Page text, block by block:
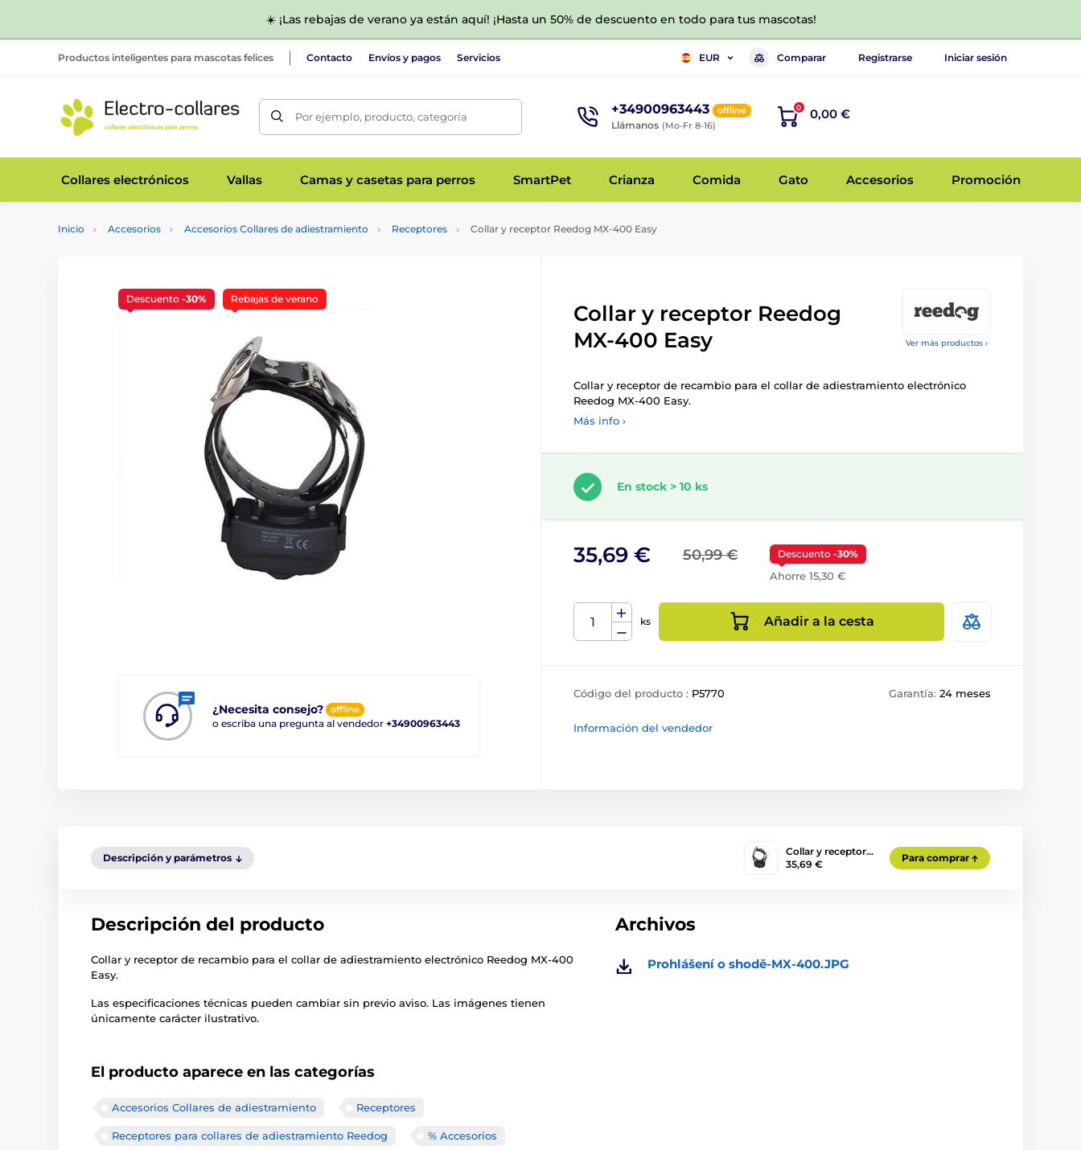
☀️ ¡Las rebajas de verano ya están aquí! ¡Hasta un 50% de descuento en todo para tus mascotas!
Productos inteligentes para mascotas felices Contacto Envíos y pagos Servicios EUR Comparar Registrarse Iniciar sesión
Por ejemplo, producto, categoría +34900963443 offline
Llámanos (Mo-Fr 8-16)
0 0,00 €
Collares electrónicos Vallas Camas y casetas para perros SmartPet Crianza Comida Gato Accesorios Promoción
Inicio Accesorios Accesorios Collares de adiestramiento Receptores Collar y receptor Reedog MX-400 Easy
Ver más productos ›
¿Necesita consejo? offline
o escriba una pregunta al vendedor +34900963443
Descuento -30% Rebajas de verano
Collar y receptor Reedog
MX-400 Easy
Collar y receptor de recambio para el collar de adiestramiento electrónico
Reedog MX-400 Easy.
Más info ›
En stock > 10 ks
50,99 €
35,69 € Descuento -30%
Ahorre 15,30 €
ks Añadir a la cesta
Código del producto : P5770 Garantía: 24 meses
Información del vendedor
Descripción y parámetros
Collar y receptor…
35,69 €
Para comprar
Descripción del producto
Collar y receptor de recambio para el collar de adiestramiento electrónico Reedog MX-400
Easy.
Las especificaciones técnicas pueden cambiar sin previo aviso. Las imágenes tienen
únicamente carácter ilustrativo.
El producto aparece en las categorías
Accesorios Collares de adiestramiento Receptores
Receptores para collares de adiestramiento Reedog % Accesorios
Archivos
Prohlášení o shodě-MX-400.JPG